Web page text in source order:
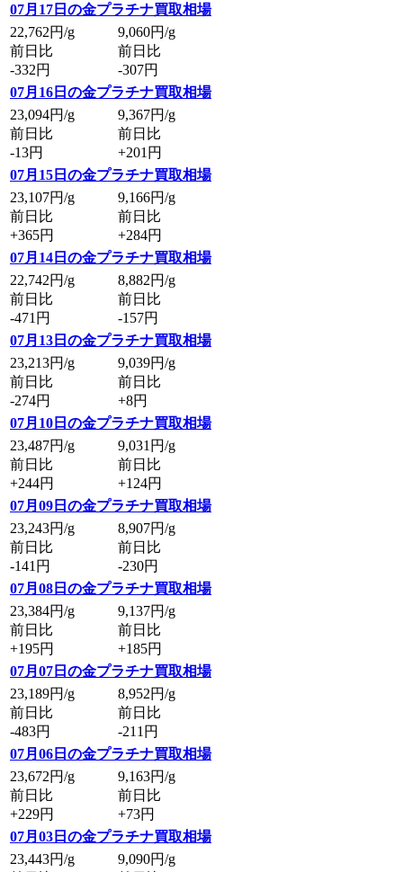
07月17日の金プラチナ買取相場
22,762円/g
前日比
-332円
9,060円/g
前日比
-307円
07月16日の金プラチナ買取相場
23,094円/g
前日比
-13円
9,367円/g
前日比
+201円
07月15日の金プラチナ買取相場
23,107円/g
前日比
+365円
9,166円/g
前日比
+284円
07月14日の金プラチナ買取相場
22,742円/g
前日比
-471円
8,882円/g
前日比
-157円
07月13日の金プラチナ買取相場
23,213円/g
前日比
-274円
9,039円/g
前日比
+8円
07月10日の金プラチナ買取相場
23,487円/g
前日比
+244円
9,031 円/g
前日比
+124円
07月09日の金プラチナ買取相場
23,243円/g
前日比
-141円
8,907円/g
前日比
-230円
07月08日の金プラチナ買取相場
23,384円/g
前日比
+195円
9,137円/g
前日比
+185円
07月07日の金プラチナ買取相場
23,189円/g
前日比
-483円
8,952円/g
前日比
-211円
07月06日の金プラチナ買取相場
23,672円/g
前日比
+229円
9,163円/g
前日比
+73円
07月03日の金プラチナ買取相場
23,443円/g
9,090円/g